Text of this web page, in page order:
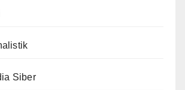
Siber